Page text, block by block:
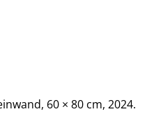
60 × 80 cm, 2024.